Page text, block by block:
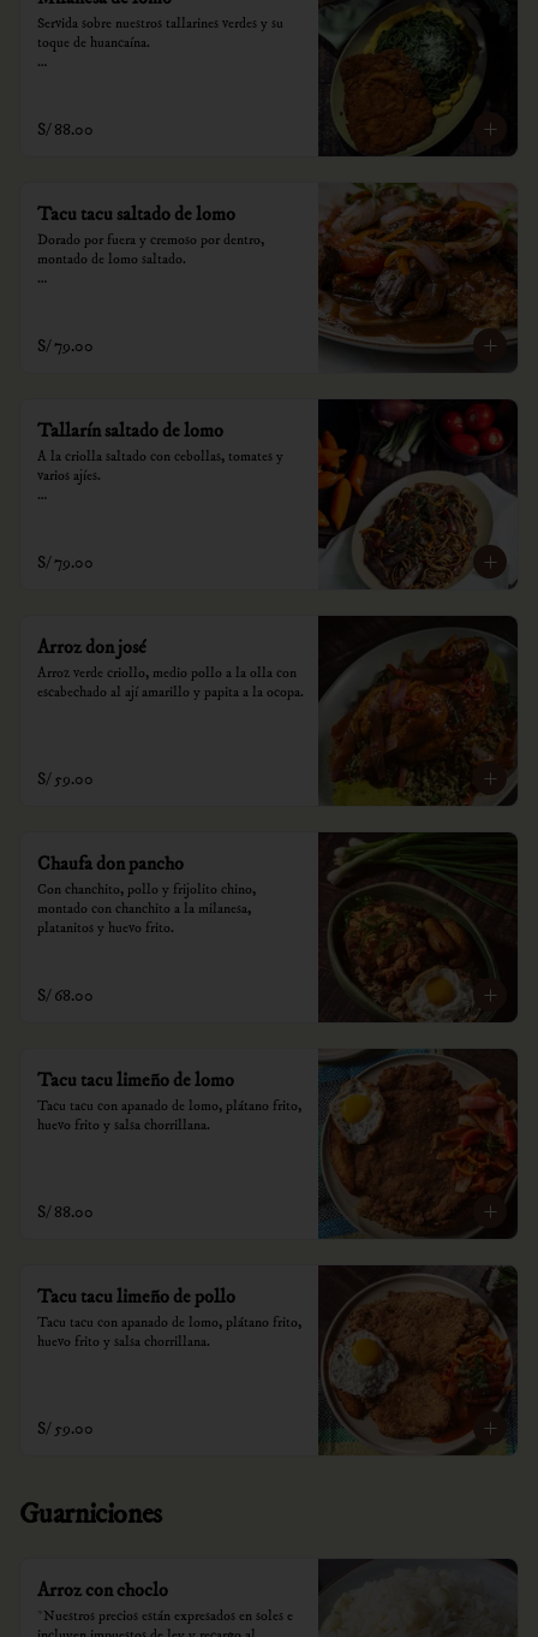
Servida sobre nuestros tallarines verdes y su
toque de huancaína.
consumo.
S/ 88.00
Tacu tacu saltado de lomo
Dorado por fuera y cremoso por dentro,
montado de lomo saltado.
consumo.
S/ 79.00
Tallarín saltado de lomo
A la criolla saltado con cebollas, tomates y
varios ajíes.
consumo.
S/ 79.00
Arroz don josé
Arroz verde criollo, medio pollo a la olla con
escabechado al ají amarillo y papita a la ocopa.
S/ 59.00
Chaufa don pancho
Con chanchito, pollo y frijolito chino,
montado con chanchito a la milanesa,
platanitos y huevo frito.
S/ 68.00
Tacu tacu limeño de lomo
Tacu tacu con apanado de lomo, plátano frito,
huevo frito y salsa chorrillana.
S/ 88.00
Tacu tacu limeño de pollo
Tacu tacu con apanado de lomo, plátano frito,
huevo frito y salsa chorrillana.
S/ 59.00
Guarniciones
Arroz con choclo
*Nuestros precios están expresados en soles e